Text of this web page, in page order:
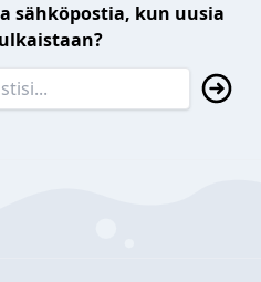
sähköpostia, kun uusia